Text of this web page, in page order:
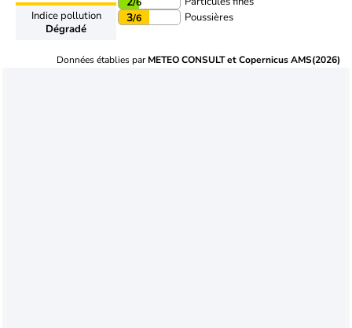
Indice pollution
Dégradé
3/6 Poussières
Données établies parMETEO CONSULT et Copernicus AMS(2026)